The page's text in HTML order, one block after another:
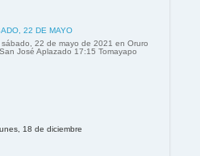
22 DE MAYO
22 de mayo de 2021 en Oruro
José Aplazado 17:15 Tomayapo
18 de diciembre